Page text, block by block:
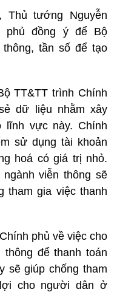
tướng Nguyễn
phủ đồng ý để Bộ
tần số để tạo
TT&TT trình Chính
dữ liệu nhằm xây
lĩnh vực này. Chính
sử dụng tài khoản
hoá có giá trị nhỏ.
viễn thông sẽ
tham gia việc thanh
phủ về việc cho
để thanh toán
sẽ giúp chống tham
cho người dân ở